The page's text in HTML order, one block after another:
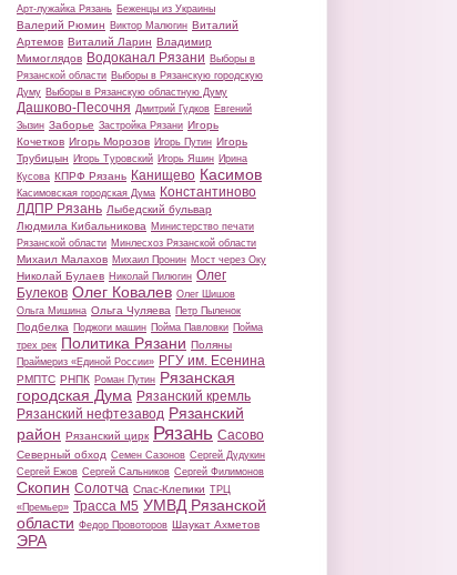
Арт-лужайка Рязань Беженцы из Украины
Валерий Рюмин Виктор Малюгин Виталий
Артемов Виталий Ларин Владимир
Мимоглядов Водоканал Рязани Выборы в
Рязанской области Выборы в Рязанскую городскую
Думу Выборы в Рязанскую областную Думу
Дашково-Песочня Дмитрий Гудков Евгений
Зызин Заборье Застройка Рязани Игорь
Кочетков Игорь Морозов Игорь Путин Игорь
Трубицын Игорь Туровский Игорь Яшин Ирина
Кусова КПРФ Рязань Канищево Касимов
Касимовская городская Дума Константиново
ЛДПР Рязань Лыбедский бульвар
Людмила Кибальникова Министерство печати
Рязанской области Минлесхоз Рязанской области
Михаил Малахов Михаил Пронин Мост через Оку
Николай Булаев Николай Пилюгин Олег
Булеков Олег Ковалев Олег Шишов
Ольга Мишина Ольга Чуляева Петр Пыленок
Подбелка Поджоги машин Пойма Павловки Пойма
трех рек Политика Рязани Поляны
Праймериз «Единой России» РГУ им. Есенина
РМПТС РНПК Роман Путин Рязанская
городская Дума Рязанский кремль
Рязанский нефтезавод Рязанский
район Рязанский цирк Рязань Сасово
Северный обход Семен Сазонов Сергей Дудукин
Сергей Ежов Сергей Сальников Сергей Филимонов
Скопин Солотча Спас-Клепики ТРЦ
«Премьер» Трасса М5 УМВД Рязанской
области Федор Провоторов Шаукат Ахметов
ЭРА